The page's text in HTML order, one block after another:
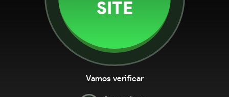
SITE
Vamos verificar